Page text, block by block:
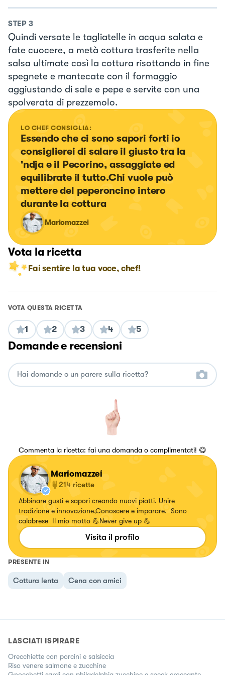
STEP 3
Quindi versate le tagliatelle in acqua salata e
fate cuocere, a metà cottura trasferite nella
salsa ultimate così la cottura risottando in fine
spegnete e mantecate con il formaggio
aggiustando di sale e pepe e servite con una
spolverata di prezzemolo.
LO CHEF CONSIGLIA:
Essendo che ci sono sapori forti io
consiglierei di salare il giusto tra la
'ndja e il Pecorino, assaggiate ed
equilibrate il tutto.Chi vuole può
mettere del peperoncino intero
durante la cottura
Mariomazzei
Vota la ricetta
Fai sentire la tua voce, chef!
VOTA QUESTA RICETTA
1 2 3 4 5
Domande e recensioni
Commenta la ricetta: fai una domanda o complimentati! 😋
Mariomazzei
214 ricette
Abbinare gusti e sapori creando nuovi piatti. Unire
tradizione e innovazione,Conoscere e imparare. Sono
calabrese Il mio motto 💪Never give up 💪
Visita il profilo
PRESENTE IN
Cottura lenta Cena con amici
LASCIATI ISPIRARE
Orecchiette con porcini e salsiccia
Riso venere salmone e zucchine